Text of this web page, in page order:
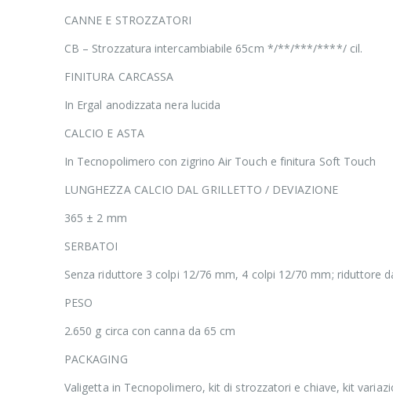
CANNE E STROZZATORI
CB – Strozzatura intercambiabile 65cm */**/***/****/ cil.
FINITURA CARCASSA
In Ergal anodizzata nera lucida
CALCIO E ASTA
In Tecnopolimero con zigrino Air Touch e finitura Soft Touch
LUNGHEZZA CALCIO DAL GRILLETTO / DEVIAZIONE
365 ± 2 mm
SERBATOI
Senza riduttore 3 colpi 12/76 mm, 4 colpi 12/70 mm; riduttore
PESO
2.650 g circa con canna da 65 cm
PACKAGING
Valigetta in Tecnopolimero, kit di strozzatori e chiave, kit